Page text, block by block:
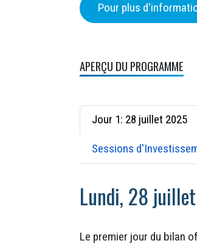
Pour plus
APERÇU DU PROGRAMME
Jour 1: 28 juillet 2025
Sessions
Lundi, 28
Le premier jour du bilan